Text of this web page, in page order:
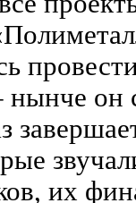
он
их